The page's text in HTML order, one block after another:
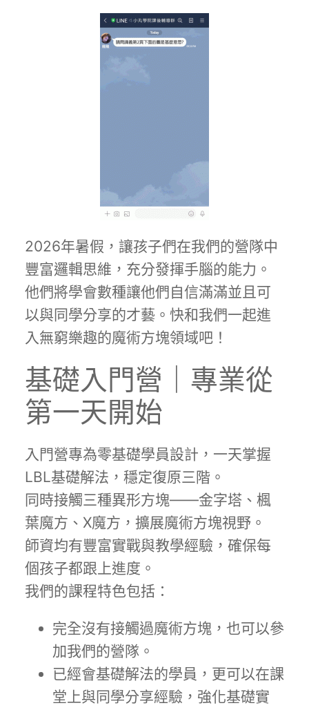
2026年暑假，讓孩子們在我們的營隊中
豐富邏輯思維，充分發揮手腦的能力。
他們將學會數種讓他們自信滿滿並且可
以與同學分享的才藝。快和我們一起進
入無窮樂趣的魔術方塊領域吧！
基礎入門營｜專業從
第一天開始
入門營專為零基礎學員設計，一天掌握
LBL基礎解法，穩定復原三階。
同時接觸三種異形方塊——金字塔、楓
葉魔方、X魔方，擴展魔術方塊視野。
師資均有豐富實戰與教學經驗，確保每
個孩子都跟上進度。
我們的課程特色包括：
完全沒有接觸過魔術方塊，也可以參
加我們的營隊。
已經會基礎解法的學員，更可以在課
堂上與同學分享經驗，強化基礎實